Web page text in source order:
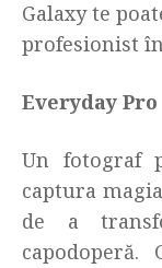
Galaxy te
profesionist
Everyday Pro
Un fotograf
captura
de a